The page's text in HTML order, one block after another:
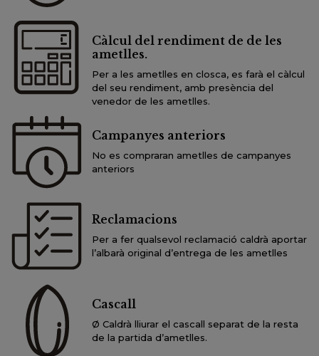
Càlcul del rendiment de de les
ametlles.
Per a les ametlles en closca, es farà el càlcul
del seu rendiment, amb presència del
venedor de les ametlles.
Campanyes anteriors
No es compraran ametlles de campanyes
anteriors
Reclamacions
Per a fer qualsevol reclamació caldrà aportar
l’albarà original d’entrega de les ametlles
Cascall
Ø Caldrà lliurar el cascall separat de la resta
de la partida d’ametlles.